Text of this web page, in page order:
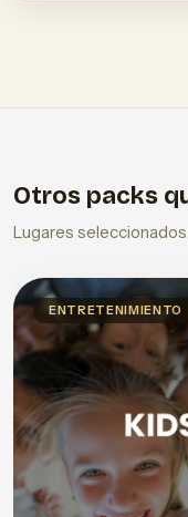
Otros packs
Lugares
ENTRETENIMIENTO